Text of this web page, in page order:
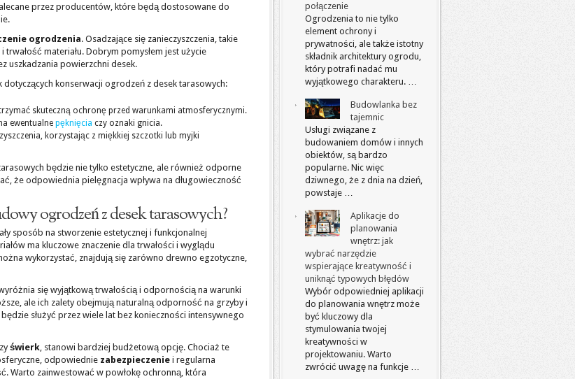
przez producentów, które będą dostosowane do
ogrodzenia. Osadzające się zanieczyszczenia, takie
materiału. Dobrym pomysłem jest użycie
uszkadzania powierzchni desek.
konserwacji ogrodzeń z desek tarasowych:
skuteczną ochronę przed warunkami atmosferycznymi.
ewentualne pęknięcia czy oznaki gnicia.
korzystając z miękkiej szczotki lub myjki
będzie nie tylko estetyczne, ale również odporne
że odpowiednia pielęgnacja wpływa na długowieczność
ogrodzeń z desek tarasowych?
sposób na stworzenie estetycznej i funkcjonalnej
ma kluczowe znaczenie dla trwałości i wyglądu
wykorzystać, znajdują się zarówno drewno egzotyczne,
się wyjątkową trwałością i odpornością na warunki
ale ich zalety obejmują naturalną odporność na grzyby i
służyć przez wiele lat bez konieczności intensywnego
świerk, stanowi bardziej budżetową opcję. Chociaż te
odpowiednie zabezpieczenie i regularna
Warto zainwestować w powłokę ochronną, która
połączenie
Ogrodzenia to nie tylko
element ochrony i
prywatności, ale także istotny
składnik architektury ogrodu,
który potrafi nadać mu
wyjątkowego charakteru. …
Budowlanka bez
tajemnic
Usługi związane z
budowaniem domów i innych
obiektów, są bardzo
popularne. Nic więc
dziwnego, że z dnia na dzień,
powstaje …
Aplikacje do
planowania
wnętrz: jak
wybrać narzędzie
wspierające kreatywność i
uniknąć typowych błędów
Wybór odpowiedniej aplikacji
do planowania wnętrz może
być kluczowy dla
stymulowania twojej
kreatywności w
projektowaniu. Warto
zwrócić uwagę na funkcje …